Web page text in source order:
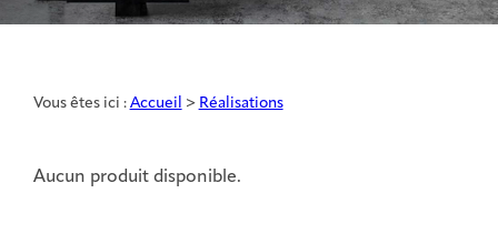
Vous êtes ici : Accueil > Réalisations
Aucun produit disponible.